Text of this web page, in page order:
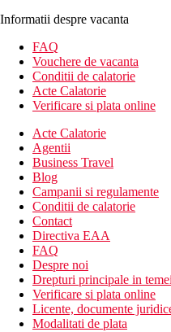
Informatii despre vacanta
FAQ
Vouchere de vacanta
Conditii de calatorie
Acte Calatorie
Verificare si plata online
Acte Calatorie
Agentii
Business Travel
Blog
Campanii si regulamente
Conditii de calatorie
Contact
Directiva EAA
FAQ
Despre noi
Drepturi principale in
Verificare si plata online
Licente, documente
Modalitati de plata